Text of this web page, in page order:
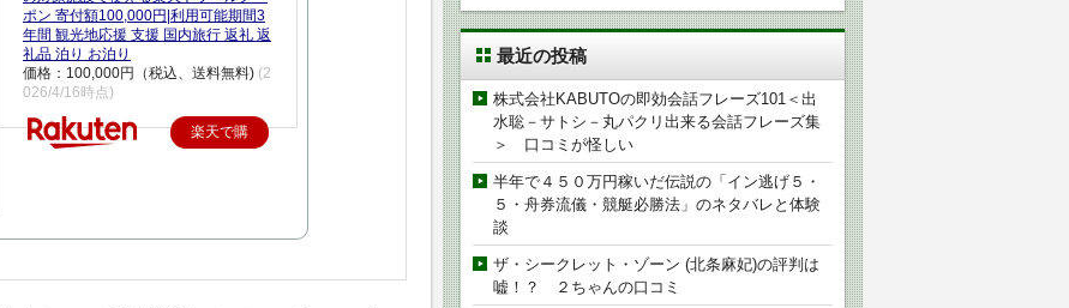
ポン 寄付額100,000円|利用可能期間3
年間 観光地応援 支援 国内旅行 返礼 返
礼品 泊り お泊り
価格：100,000円（税込、送料無料) (2
026/4/16時点)
楽天で購
最近の投稿
株式会社KABUTOの即効会話フレーズ101＜出
水聡－サトシ－丸パクリ出来る会話フレーズ集
＞ 口コミが怪しい
半年で４５０万円稼いだ伝説の「イン逃げ５・
５・舟券流儀・競艇必勝法」のネタバレと体験
談
ザ・シークレット・ゾーン (北条麻妃)の評判は
嘘！？ ２ちゃんの口コミ